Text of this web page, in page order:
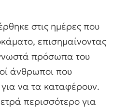
στις ημέρες που
επισημαίνοντας
πρόσωπα του
άνθρωποι που
να τα καταφέρουν.
περισσότερο για